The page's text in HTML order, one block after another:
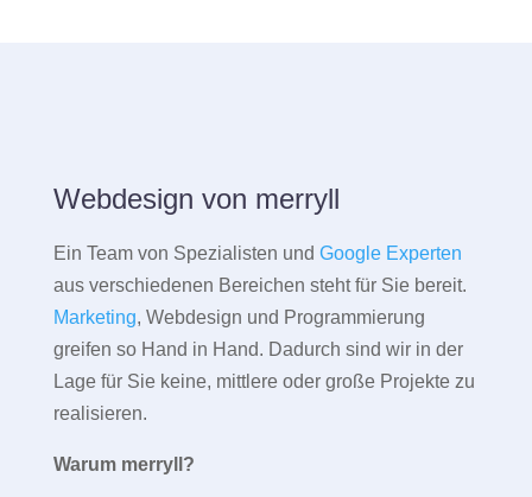
Webdesign von merryll
Ein Team von Spezialisten und Google Experten
aus verschiedenen Bereichen steht für Sie bereit.
Marketing, Webdesign und Programmierung
greifen so Hand in Hand. Dadurch sind wir in der
Lage für Sie keine, mittlere oder große Projekte zu
realisieren.
Warum merryll?